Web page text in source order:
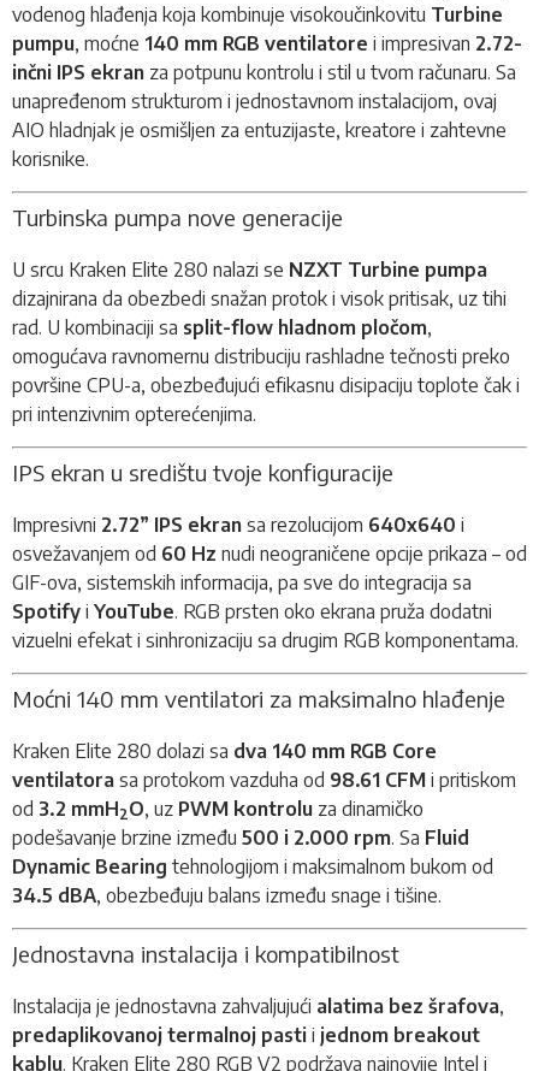
vodenog hlađenja koja kombinuje visokoučinkovitu Turbine
pumpu, moćne 140 mm RGB ventilatore i impresivan 2.72-
inčni IPS ekran za potpunu kontrolu i stil u tvom računaru. Sa
unapređenom strukturom i jednostavnom instalacijom, ovaj
AIO hladnjak je osmišljen za entuzijaste, kreatore i zahtevne
korisnike.
Turbinska pumpa nove generacije
U srcu Kraken Elite 280 nalazi se NZXT Turbine pumpa
dizajnirana da obezbedi snažan protok i visok pritisak, uz tihi
rad. U kombinaciji sa split-flow hladnom pločom,
omogućava ravnomernu distribuciju rashladne tečnosti preko
površine CPU-a, obezbeđujući efikasnu disipaciju toplote čak i
pri intenzivnim opterećenjima.
IPS ekran u središtu tvoje konfiguracije
Impresivni 2.72” IPS ekran sa rezolucijom 640x640 i
osvežavanjem od 60 Hz nudi neograničene opcije prikaza – od
GIF-ova, sistemskih informacija, pa sve do integracija sa
Spotify i YouTube. RGB prsten oko ekrana pruža dodatni
vizuelni efekat i sinhronizaciju sa drugim RGB komponentama.
Moćni 140 mm ventilatori za maksimalno hlađenje
Kraken Elite 280 dolazi sa dva 140 mm RGB Core
ventilatora sa protokom vazduha od 98.61 CFM i pritiskom
od 3.2 mmH2O, uz PWM kontrolu za dinamičko
podešavanje brzine između 500 i 2.000 rpm. Sa Fluid
Dynamic Bearing tehnologijom i maksimalnom bukom od
34.5 dBA, obezbeđuju balans između snage i tišine.
Jednostavna instalacija i kompatibilnost
Instalacija je jednostavna zahvaljujući alatima bez šrafova,
predaplikovanoj termalnoj pasti i jednom breakout
kablu. Kraken Elite 280 RGB V2 podržava najnovije Intel i